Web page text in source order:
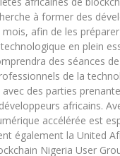
à former des
afin de les
en plein
des séances
de la
des parties
africains.
accélérée est
également la United
Nigeria User